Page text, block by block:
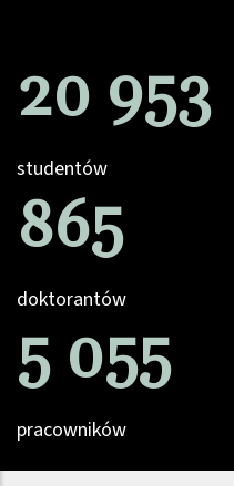
20 953
studentów
865
doktorantów
5 055
pracowników